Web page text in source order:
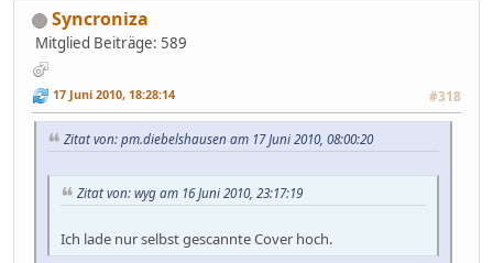
Syncroniza
Mitglied Beiträge: 589
17 Juni 2010, 18:28:14 #318
Zitat von: pm.diebelshausen am 17 Juni 2010, 08:00:20
Zitat von: wyg am 16 Juni 2010, 23:17:19
Ich lade nur selbst gescannte Cover hoch.